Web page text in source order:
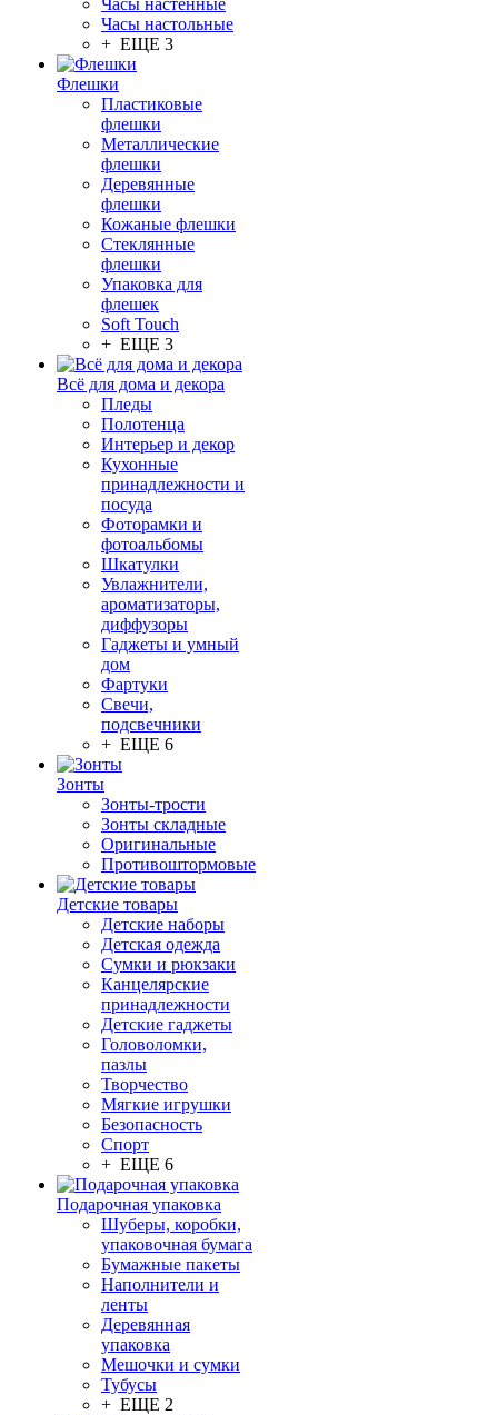
Часы настенные
Часы настольные
+ ЕЩЕ 3
Флешки
Пластиковые
флешки
Металлические
флешки
Деревянные
флешки
Кожаные флешки
Стеклянные
флешки
Упаковка для
флешек
Soft Touch
+ ЕЩЕ 3
Всё для дома и декора
Пледы
Полотенца
Интерьер и декор
Кухонные
принадлежности и
посуда
Фоторамки и
фотоальбомы
Шкатулки
Увлажнители,
ароматизаторы,
диффузоры
Гаджеты и умный
дом
Фартуки
Свечи,
подсвечники
+ ЕЩЕ 6
Зонты
Зонты-трости
Зонты складные
Оригинальные
Противоштормовые
Детские товары
Детские наборы
Детская одежда
Сумки и рюкзаки
Канцелярские
принадлежности
Детские гаджеты
Головоломки,
пазлы
Творчество
Мягкие игрушки
Безопасность
Спорт
+ ЕЩЕ 6
Подарочная упаковка
Шуберы, коробки,
упаковочная бумага
Бумажные пакеты
Наполнители и
ленты
Деревянная
упаковка
Мешочки и сумки
Тубусы
+ ЕЩЕ 2